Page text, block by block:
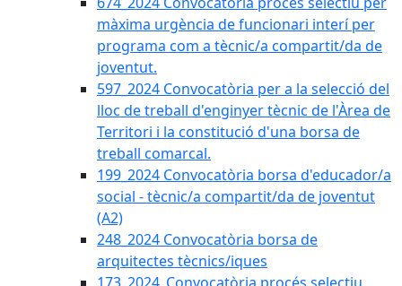
màxima urgència de funcionari interí per
programa com a tècnic/a compartit/da de
joventut.
597_2024 Convocatòria per a la selecció del
lloc de treball d'enginyer tècnic de l'Àrea de
Territori i la constitució d'una borsa de
treball comarcal.
199_2024 Convocatòria borsa d'educador/a
social - tècnic/a compartit/da de joventut
(A2)
248_2024 Convocatòria borsa de
arquitectes tècnics/iques